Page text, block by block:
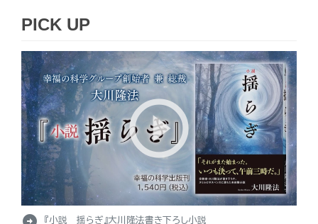
PICK UP
『小説 揺らぎ』大川隆法書き下ろし小説